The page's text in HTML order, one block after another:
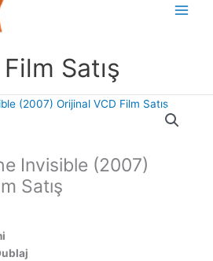
Satış
Invisible (2007)
Satış